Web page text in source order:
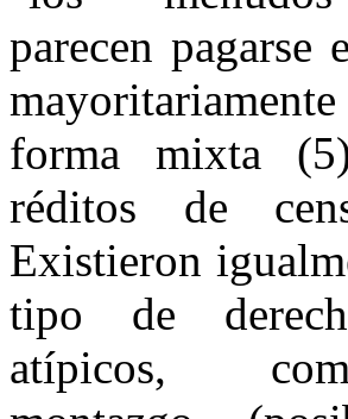
parecen pagarse
forma mixta
réditos de
Existieron
tipo de
atípicos,